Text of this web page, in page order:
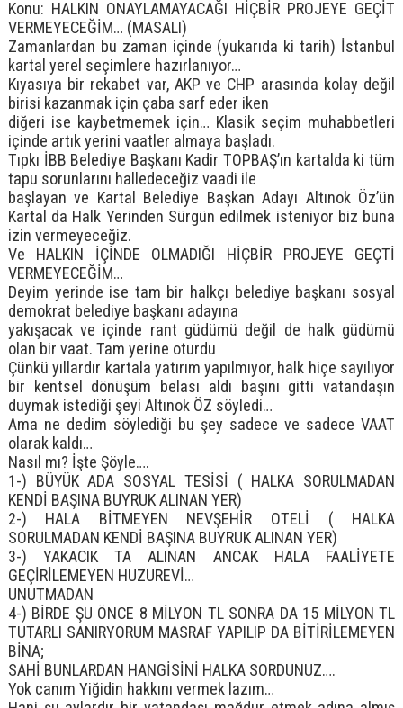
Konu: HALKIN ONAYLAMAYACAĞI HİÇBİR PROJEYE GEÇİT
VERMEYECEĞİM… (MASALI)
Zamanlardan bu zaman içinde (yukarıda ki tarih) İstanbul
kartal yerel seçimlere hazırlanıyor…
Kıyasıya bir rekabet var, AKP ve CHP arasında kolay değil
birisi kazanmak için çaba sarf eder iken
diğeri ise kaybetmemek için… Klasik seçim muhabbetleri
içinde artık yerini vaatler almaya başladı.
Tıpkı İBB Belediye Başkanı Kadir TOPBAŞ’ın kartalda ki tüm
tapu sorunlarını halledeceğiz vaadi ile
başlayan ve Kartal Belediye Başkan Adayı Altınok Öz’ün
Kartal da Halk Yerinden Sürgün edilmek isteniyor biz buna
izin vermeyeceğiz.
Ve HALKIN İÇİNDE OLMADIĞI HİÇBİR PROJEYE GEÇTİ
VERMEYECEĞİM…
Deyim yerinde ise tam bir halkçı belediye başkanı sosyal
demokrat belediye başkanı adayına
yakışacak ve içinde rant güdümü değil de halk güdümü
olan bir vaat. Tam yerine oturdu
Çünkü yıllardır kartala yatırım yapılmıyor, halk hiçe sayılıyor
bir kentsel dönüşüm belası aldı başını gitti vatandaşın
duymak istediği şeyi Altınok ÖZ söyledi…
Ama ne dedim söylediği bu şey sadece ve sadece VAAT
olarak kaldı…
Nasıl mı? İşte Şöyle….
1-) BÜYÜK ADA SOSYAL TESİSİ ( HALKA SORULMADAN
KENDİ BAŞINA BUYRUK ALINAN YER)
2-) HALA BİTMEYEN NEVŞEHİR OTELİ ( HALKA
SORULMADAN KENDİ BAŞINA BUYRUK ALINAN YER)
3-) YAKACIK TA ALINAN ANCAK HALA FAALİYETE
GEÇİRİLEMEYEN HUZUREVİ…
UNUTMADAN
4-) BİRDE ŞU ÖNCE 8 MİLYON TL SONRA DA 15 MİLYON TL
TUTARLI SANIRYORUM MASRAF YAPILIP DA BİTİRİLEMEYEN
BİNA;
SAHİ BUNLARDAN HANGİSİNİ HALKA SORDUNUZ….
Yok canım Yiğidin hakkını vermek lazım…